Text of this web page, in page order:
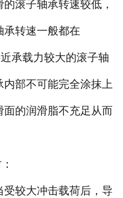
滚子轴承转速较低，
承转速一般都在
承载力较大的滚子轴
部不可能完全涂抹上
的润滑脂不充足从而
受较大冲击载荷后，导